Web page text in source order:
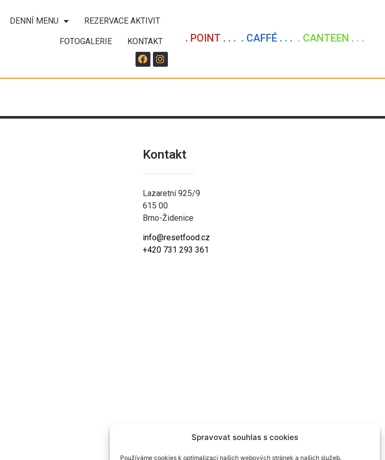
Spravovat souhlas s cookies
Používáme cookies k optimalizaci našich webových stránek a našich služeb.
DENNÍ MENU REZERVACE AKTIVIT
FOTOGALERIE KONTAKT . POINT . . . . CAFFÉ . . . . CANTEEN . . .
Kontakt
Lazaretní 925/9
615 00
Brno-Židenice
info@resetfood.cz
+420 731 293 361